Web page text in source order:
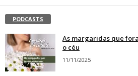
PODCASTS
As margaridas que
o céu
11/11/2025